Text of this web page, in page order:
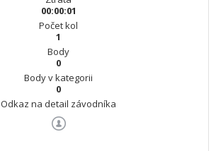
00:00:01
Počet kol
1
Body
0
Body v kategorii
0
Odkaz na detail závodníka